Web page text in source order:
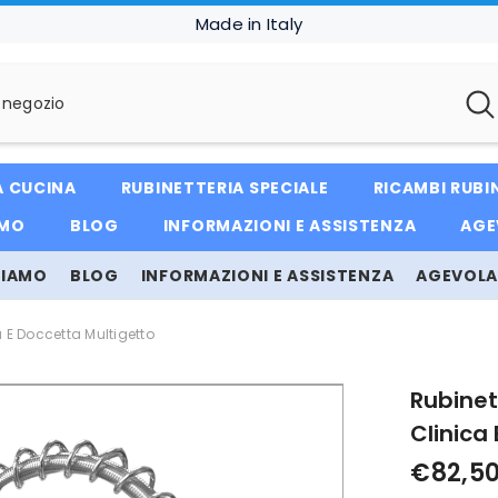
Made in Italy
CUCINA RUBINETTERIA SPECIALE RICAMBI
BLOG INFORMAZIONI E ASSISTENZA
BLOG INFORMAZIONI E ASSISTENZA
E Doccetta Multigetto
Clinica
€82,50